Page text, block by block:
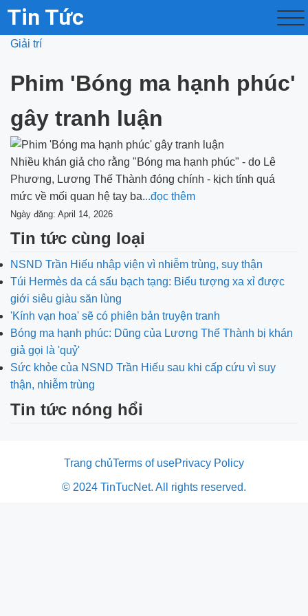
Tin Tức
Giải trí
Phim 'Bóng ma hạnh phúc'
gây tranh luận
Nhiều khán giả cho rằng "Bóng ma hạnh phúc" - do Lê
Phương, Lương Thế Thành đóng chính - kịch tính quá
mức về mối quan hệ tay ba...đọc thêm
Ngày đăng: April 14, 2026
Tin tức cùng loại
NSND Trần Hiếu nhập viện vì nhiễm trùng, suy thận
Túi Hermès da cá sấu bạch tạng: Biểu tượng xa xỉ được
giới siêu giàu săn lùng
'Kính vạn hoa' sẽ có phiên bản truyện tranh
Bóng ma hạnh phúc: Dũng của Lương Thế Thành bị khán
giả gọi là 'quỷ'
Sức khỏe của NSND Trần Hiếu sau khi cấp cứu vì suy
thận, nhiễm trùng
Tin tức nóng hổi
Trang chủTerms of usePrivacy Policy
© 2024 TinTucNet. All rights reserved.